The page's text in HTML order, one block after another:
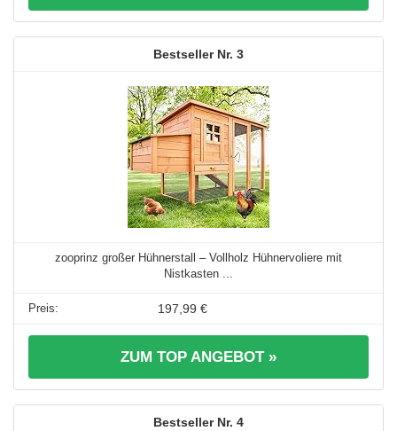
3
zooprinz großer Hühnerstall – Vollholz Hühnervoliere mit
Nistkasten ...
197,99 €
ZUM TOP ANGEBOT »
4